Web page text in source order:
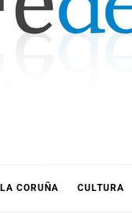
LA CORUÑA CULTURA